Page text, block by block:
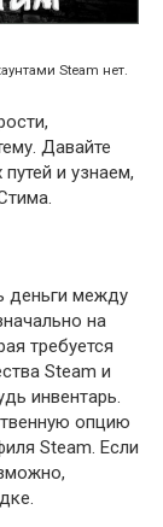
Steam нет.
Давайте
и узнаем,
деньги между
на
требуется
Steam и
инвентарь.
опцию
Steam. Если